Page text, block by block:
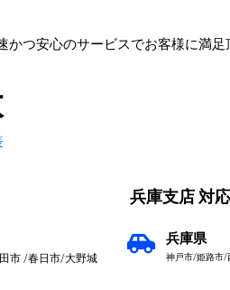
つ安心のサービスでお客様に満足
市 /春日市/大野城
兵庫支店 対
兵庫県
神戸市/姫路市/